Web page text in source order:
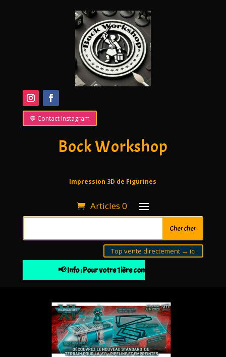
💬 Contact Instagram
Bock Workshop
Impression 3D de Figurines
Articles 0
Top vente directement → ici
📢 Info : Pour votre 1ière commande 10% de remise à